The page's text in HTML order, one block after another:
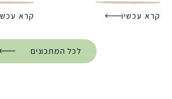
קרא עכשיו קרא
לכל המתכונים